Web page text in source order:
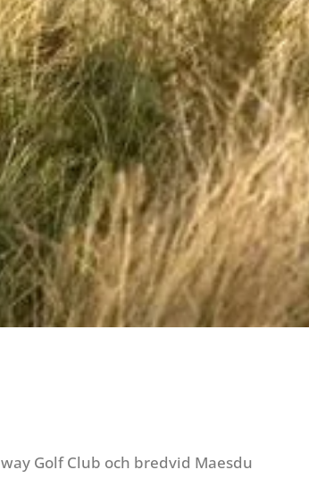
Golf Club och bredvid Maesdu